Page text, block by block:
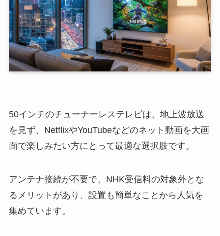
50インチのチューナーレステレビは、地上波放送
を見ず、NetflixやYouTubeなどのネット動画を大画
面で楽しみたい方にとって最適な選択肢です。
アンテナ接続が不要で、NHK受信料の対象外とな
るメリットがあり、設置も簡単なことから人気を
集めています。